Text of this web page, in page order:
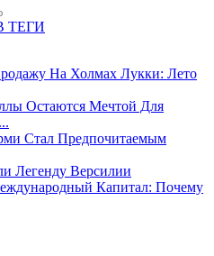
ТЕГИ
На Холмах Лукки: Лето
Остаются Мечтой Для
Стал Предпочитаемым
Легенду Версилии
Капитал: Почему